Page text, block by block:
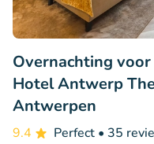
Overnachting
Hotel Antwerp
Antwerpen
9.4 Perfect • 35